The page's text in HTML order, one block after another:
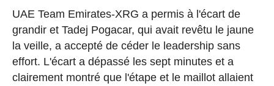
UAE Team Emirates-XRG a permis à l'écart de
grandir et Tadej Pogacar, qui avait revêtu le jaune
la veille, a accepté de céder le leadership sans
effort. L'écart a dépassé les sept minutes et a
clairement montré que l'étape et le maillot allaient